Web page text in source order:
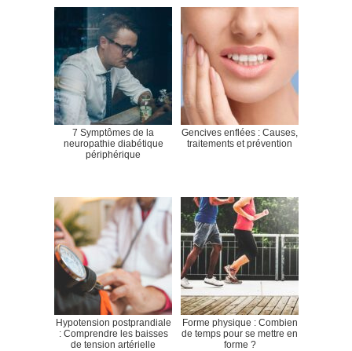
7 Symptômes de la
neuropathie diabétique
périphérique
Gencives enflées : Causes,
traitements et prévention
Hypotension postprandiale
: Comprendre les baisses
de tension artérielle
Forme physique : Combien
de temps pour se mettre en
forme ?